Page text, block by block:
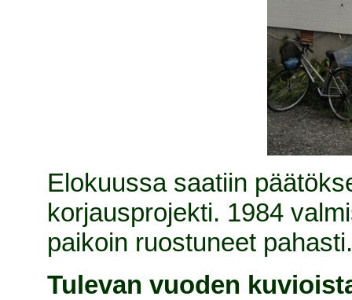
Elokuussa saatiin
korjausprojekti. 1984
paikoin ruostuneet pahasti.
Tulevan vuoden